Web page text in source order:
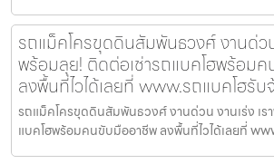
รถแม็คโครขุดดินสัมพันธวงศ์ งานด่วน
พร้อมลุย! ติดต่อเช่ารถแบคโฮพร้อม
ลงพื้นที่ไวได้เลยที่ www.รถแบคโฮรับ
รถแม็คโครขุดดินสัมพันธวงศ์ งานด่วน งานเร่ง เร
แบคโฮพร้อมคนขับมืออาชีพ ลงพื้นที่ไวได้เลยที่